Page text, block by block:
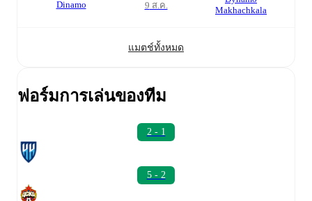
Dinamo 9 ส.ค.
Makhachkala
แมตช์ทั้งหมด
ฟอร์มการเล่นของทีม
2 - 1
5 - 2